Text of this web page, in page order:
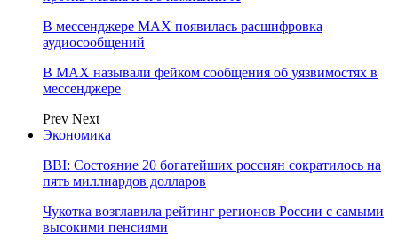
В мессенджере MAX появилась расшифровка
аудиосообщений
В МAX называли фейком сообщения об уязвимостях в
мессенджере
Prev Next
Экономика
BBI: Состояние 20 богатейших россиян сократилось на
пять миллиардов долларов
Чукотка возглавила рейтинг регионов России с самыми
высокими пенсиями